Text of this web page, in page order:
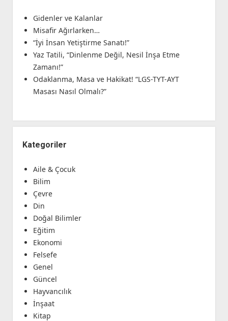
Gidenler ve Kalanlar
Misafir Ağırlarken…
“İyi İnsan Yetiştirme Sanatı!”
Yaz Tatili, “Dinlenme Değil, Nesil İnşa Etme
Zamanı!”
Odaklanma, Masa ve Hakikat! “LGS-TYT-AYT
Masası Nasıl Olmalı?”
Kategoriler
Aile & Çocuk
Bilim
Çevre
Din
Doğal Bilimler
Eğitim
Ekonomi
Felsefe
Genel
Güncel
Hayvancılık
İnşaat
Kitap